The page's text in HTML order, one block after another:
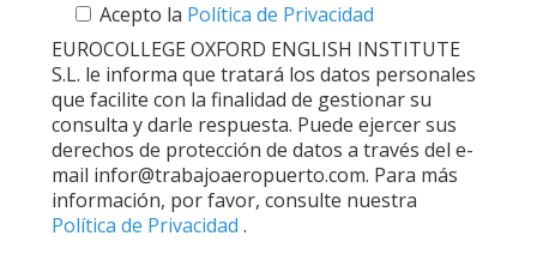
Acepto la Política de Privacidad
EUROCOLLEGE OXFORD ENGLISH INSTITUTE
S.L. le informa que tratará los datos personales
que facilite con la finalidad de gestionar su
consulta y darle respuesta. Puede ejercer sus
derechos de protección de datos a través del e-
mail infor@trabajoaeropuerto.com. Para más
información, por favor, consulte nuestra
Política de Privacidad .